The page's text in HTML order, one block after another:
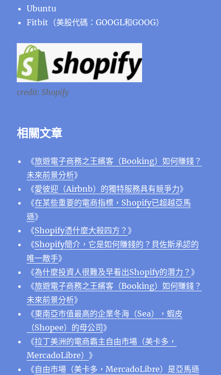
Ubuntu
Fitbit（美股代碼：GOOGL和GOOG）
credit: Shopify
相關文章
《旅遊電子商務之王繽客（Booking）如何賺錢？
未來前景分析》
《愛彼迎（Airbnb）的獨特服務具有競爭力》
《在某些重要的電商指標，Shopify已超越亞馬
遜》
《Shopify憑什麼大殺四方？》
《Shopify簡介，它是如何賺錢的？貝佐斯承認的
唯一敵手》
《為什麼投資人很難及早看出Shopify的潛力？》
《旅遊電子商務之王繽客（Booking）如何賺錢？
未來前景分析》
《東南亞市值最高的企業冬海（Sea），蝦皮
（Shopee）的母公司》
《拉丁美洲的電商霸主自由市場（美卡多，
MercadoLibre）》
《自由市場（美卡多，MercadoLibre）是亞馬遜